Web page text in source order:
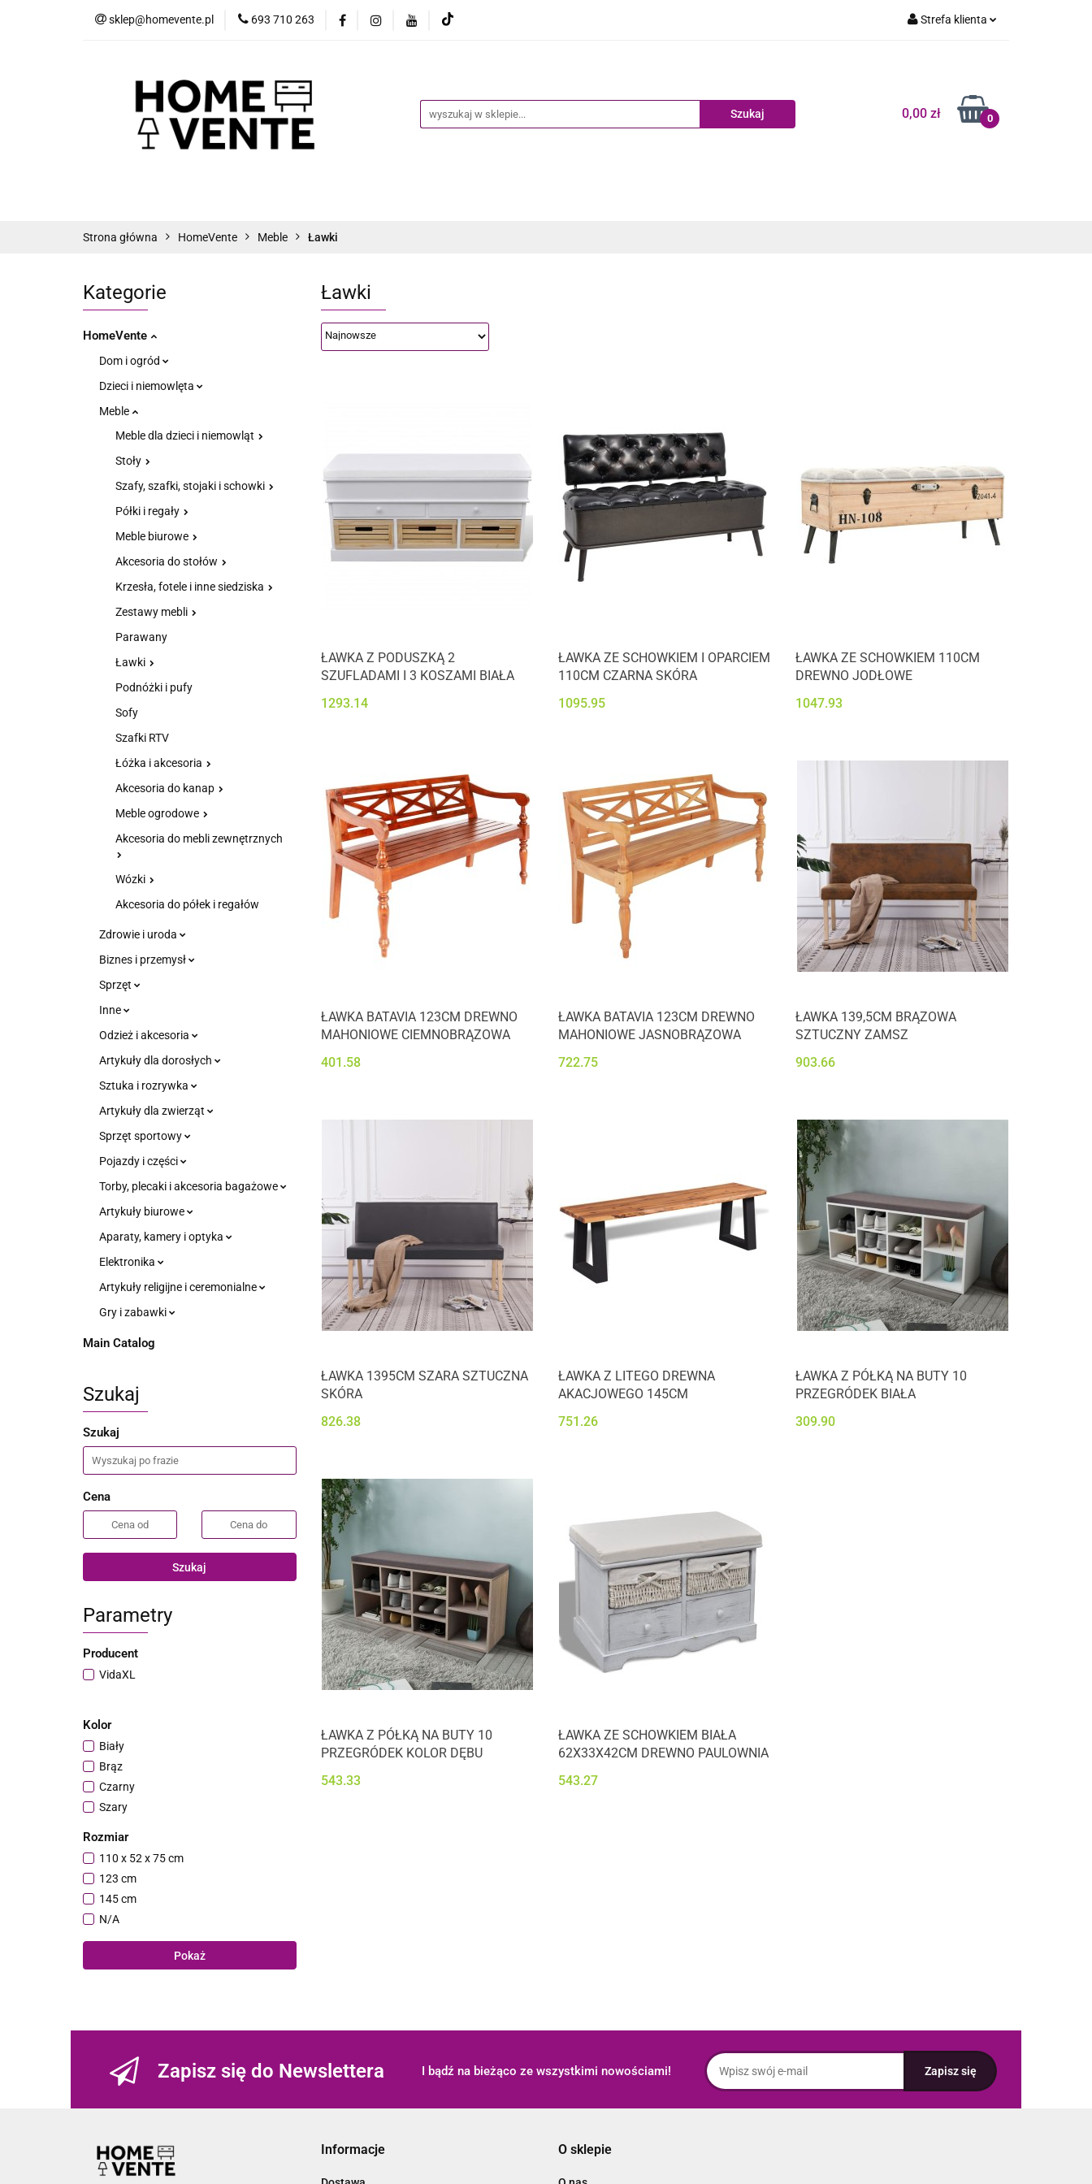
sklep@homevente.pl 693 710 263 Strefa klienta
Dodaj zgłoszenie
0,00 zł 0
Meble Dom i Ogród Narzędzia
Inne
Strona główna HomeVente Meble Ławki
Kategorie
HomeVente
Dom i ogród
Dzieci i niemowlęta
Meble
Meble dla dzieci i niemowląt
Stoły
Szafy, szafki, stojaki i schowki
Półki i regały
Meble biurowe
Akcesoria do stołów
Krzesła, fotele i inne siedziska
Zestawy mebli
Parawany
Ławki
Podnóżki i pufy
Sofy
Szafki RTV
Łóżka i akcesoria
Akcesoria do kanap
Meble ogrodowe
Akcesoria do mebli zewnętrznych
Wózki
Akcesoria do półek i regałów
Zdrowie i uroda
Biznes i przemysł
Sprzęt
Inne
Odzież i akcesoria
Artykuły dla dorosłych
Sztuka i rozrywka
Artykuły dla zwierząt
Sprzęt sportowy
Pojazdy i części
Torby, plecaki i akcesoria bagażowe
Artykuły biurowe
Aparaty, kamery i optyka
Elektronika
Artykuły religijne i ceremonialne
Gry i zabawki
Main Catalog
Szukaj
Szukaj
Cena
Szukaj
Parametry
Producent
VidaXL
Kolor
Biały
Brąz
Czarny
Szary
Rozmiar
110 x 52 x 75 cm
123 cm
145 cm
N/A
Pokaż
Ławki
ŁAWKA Z PODUSZKĄ 2
SZUFLADAMI I 3 KOSZAMI BIAŁA
1293.14
ŁAWKA ZE SCHOWKIEM I OPARCIEM
110CM CZARNA SKÓRA
1095.95
ŁAWKA ZE SCHOWKIEM 110CM
DREWNO JODŁOWE
1047.93
ŁAWKA BATAVIA 123CM DREWNO
MAHONIOWE CIEMNOBRĄZOWA
401.58
ŁAWKA BATAVIA 123CM DREWNO
MAHONIOWE JASNOBRĄZOWA
722.75
ŁAWKA 139,5CM BRĄZOWA
SZTUCZNY ZAMSZ
903.66
ŁAWKA 1395CM SZARA SZTUCZNA
SKÓRA
826.38
ŁAWKA Z LITEGO DREWNA
AKACJOWEGO 145CM
751.26
ŁAWKA Z PÓŁKĄ NA BUTY 10
PRZEGRÓDEK BIAŁA
309.90
ŁAWKA Z PÓŁKĄ NA BUTY 10
PRZEGRÓDEK KOLOR DĘBU
543.33
ŁAWKA ZE SCHOWKIEM BIAŁA
62X33X42CM DREWNO PAULOWNIA
543.27
Zapisz się do Newslettera I bądź na bieżąco ze wszystkimi nowościami!
Informacje O sklepie